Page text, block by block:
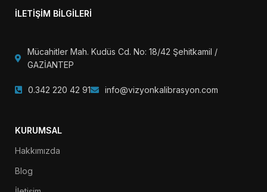
İLETİŞİM BİLGİLERİ
Mücahitler Mah. Kudüs Cd. No: 18/42 Şehitkamil /
GAZİANTEP
0.342 220 42 91 info@vizyonkalibrasyon.com
KURUMSAL
Hakkımızda
Blog